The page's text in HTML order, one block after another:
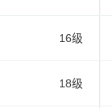
16级
18级